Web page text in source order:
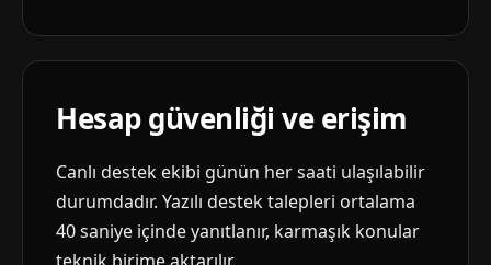
Hesap güvenliği ve erişim
Canlı destek ekibi günün her saati ulaşılabilir
durumdadır. Yazılı destek talepleri ortalama
40 saniye içinde yanıtlanır, karmaşık konular